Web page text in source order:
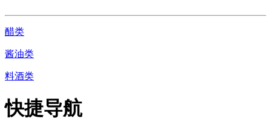
醋类
酱油类
料酒类
快捷导航